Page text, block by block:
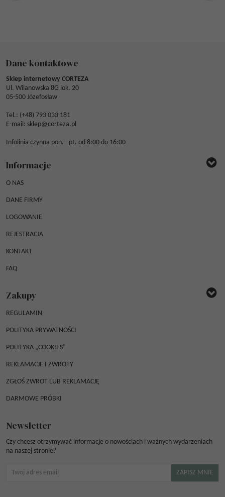
Dane kontaktowe
Sklep internetowy CORTEZA
Ul. Wilanowska 8G lok. 20
05-500 Józefosław
Tel.: (+48) 793 033 181
E-mail: sklep@corteza.pl
Infolinia czynna pon. - pt. od 8:00 do 16:00
Informacje
O NAS
DANE FIRMY
LOGOWANIE
REJESTRACJA
KONTAKT
FAQ
Zakupy
REGULAMIN
POLITYKA PRYWATNOŚCI
POLITYKA „COOKIES”
REKLAMACJE I ZWROTY
ZGŁOŚ ZWROT LUB REKLAMACJĘ
DARMOWE PRÓBKI
Newsletter
Czy chcesz otrzymywać informacje o nowościach i ważnych wydarzeniach
na naszej stronie?